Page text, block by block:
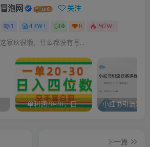
冒泡网 关注
1 4.4W+ 0 6 267W+
这家伙很懒，什么都没有写...
一单利润20-30，日入四位数，空手套白狼，只要做就能赚，简单无套路
下一篇